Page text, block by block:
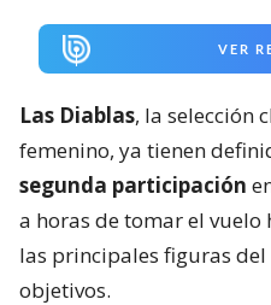
VER
Las Diablas, la selección
femenino, ya tienen
segunda participación
a horas de tomar el
las principales figuras
objetivos.